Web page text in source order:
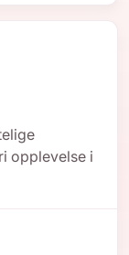
opplevelse i